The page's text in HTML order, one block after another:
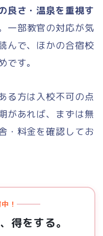
良さ・温泉を重視す
一部教官の対応が気
んで、ほかの合宿校
す。
る方は入校不可の点
があれば、まずは無
・料金を確認してお
！
得をする。
大型二種
牽引・大特
料金が安い順
地（エリア）別
習所の口コミ
ら探す（一覧）